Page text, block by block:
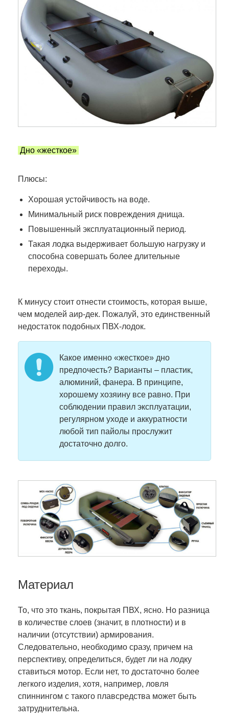
Дно «жесткое»
Плюсы:
Хорошая устойчивость на воде.
Минимальный риск повреждения днища.
Повышенный эксплуатационный период.
Такая лодка выдерживает большую нагрузку и
способна совершать более длительные
переходы.
К минусу стоит отнести стоимость, которая выше,
чем моделей аир-дек. Пожалуй, это единственный
недостаток подобных ПВХ-лодок.
Какое именно «жесткое» дно
предпочесть? Варианты – пластик,
алюминий, фанера. В принципе,
хорошему хозяину все равно. При
соблюдении правил эксплуатации,
регулярном уходе и аккуратности
любой тип пайолы прослужит
достаточно долго.
Материал
То, что это ткань, покрытая ПВХ, ясно. Но разница
в количестве слоев (значит, в плотности) и в
наличии (отсутствии) армирования.
Следовательно, необходимо сразу, причем на
перспективу, определиться, будет ли на лодку
ставиться мотор. Если нет, то достаточно более
легкого изделия, хотя, например, ловля
спиннингом с такого плавсредства может быть
затруднительна.